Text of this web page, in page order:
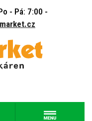
- Pá: 7:00 -